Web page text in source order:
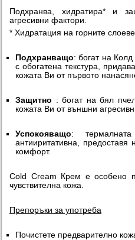
Подхранва, хидратира* и
агресивни фактори.
* Хидратация на горните
Подхранващо: богат на
с обогатена текстура,
кожата Ви от първото
Защитно : богат на бял
кожата Ви от външни
Успокояващо:
антииритативна,
комфорт.
Cold Cream Крем е особено
чувствителна кожа.
Препоръки за употреба
Почистете предварително